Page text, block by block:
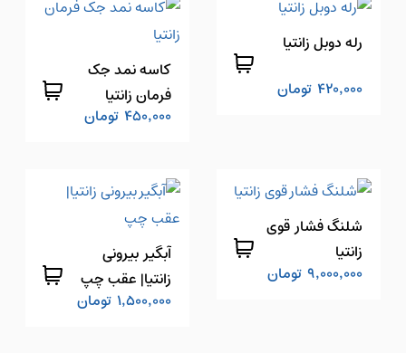
رله دوبل زانتیا
420,000 تومان
کاسه نمد جک
فرمان زانتیا
450,000 تومان
شلنگ فشار قوی
زانتیا
9,000,000 تومان
آبگیر بیرونی
زانتیا| عقب چپ
1,500,000 تومان